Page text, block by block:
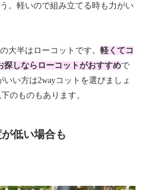
。軽いので組み立てる時も力がい
大半はローコットです。 軽くてコ
探しならローコットがおすすめで
い方は2wayコットを選びましょ
のものもあります。
低い場合も